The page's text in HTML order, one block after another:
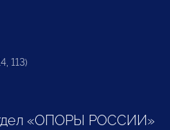
113)
«ОПОРЫ РОССИИ»